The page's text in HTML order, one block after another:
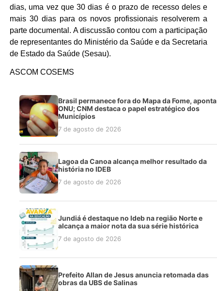
dias, uma vez que 30 dias é o prazo de recesso deles e
mais 30 dias para os novos profissionais resolverem a
parte documental. A discussão contou com a participação
de representantes do Ministério da Saúde e da Secretaria
de Estado da Saúde (Sesau).
ASCOM COSEMS
Brasil permanece fora do Mapa da Fome, aponta
ONU; CNM destaca o papel estratégico dos
Municípios
7 de agosto de 2026
Lagoa da Canoa alcança melhor resultado da
história no IDEB
7 de agosto de 2026
Jundiá é destaque no Ideb na região Norte e
alcança a maior nota da sua série histórica
7 de agosto de 2026
Prefeito Allan de Jesus anuncia retomada das
obras da UBS de Salinas